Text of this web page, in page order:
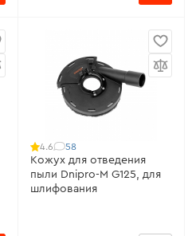
4.6 58
Кожух для отведения
пыли Dnipro-M G125, для
шлифования